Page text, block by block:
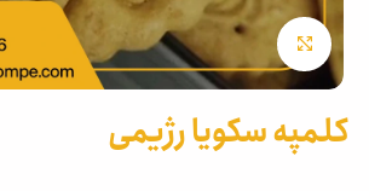
بزرگنمایی تصویر
کلمپه سکویا رژیمی